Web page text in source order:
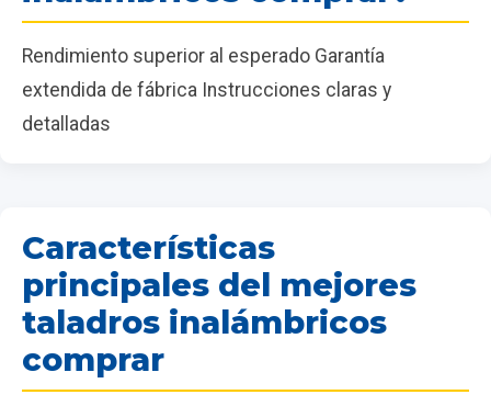
Rendimiento superior al esperado Garantía
extendida de fábrica Instrucciones claras y
detalladas
Características
principales del mejores
taladros inalámbricos
comprar